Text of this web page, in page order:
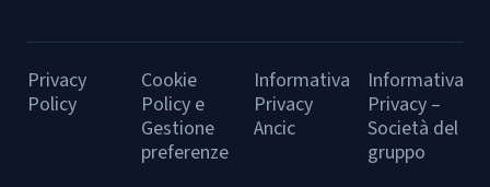
Privacy
Policy
Cookie
Policy e
Gestione
preferenze
Informativa
Privacy
Ancic
Informativa
Privacy –
Società del
gruppo